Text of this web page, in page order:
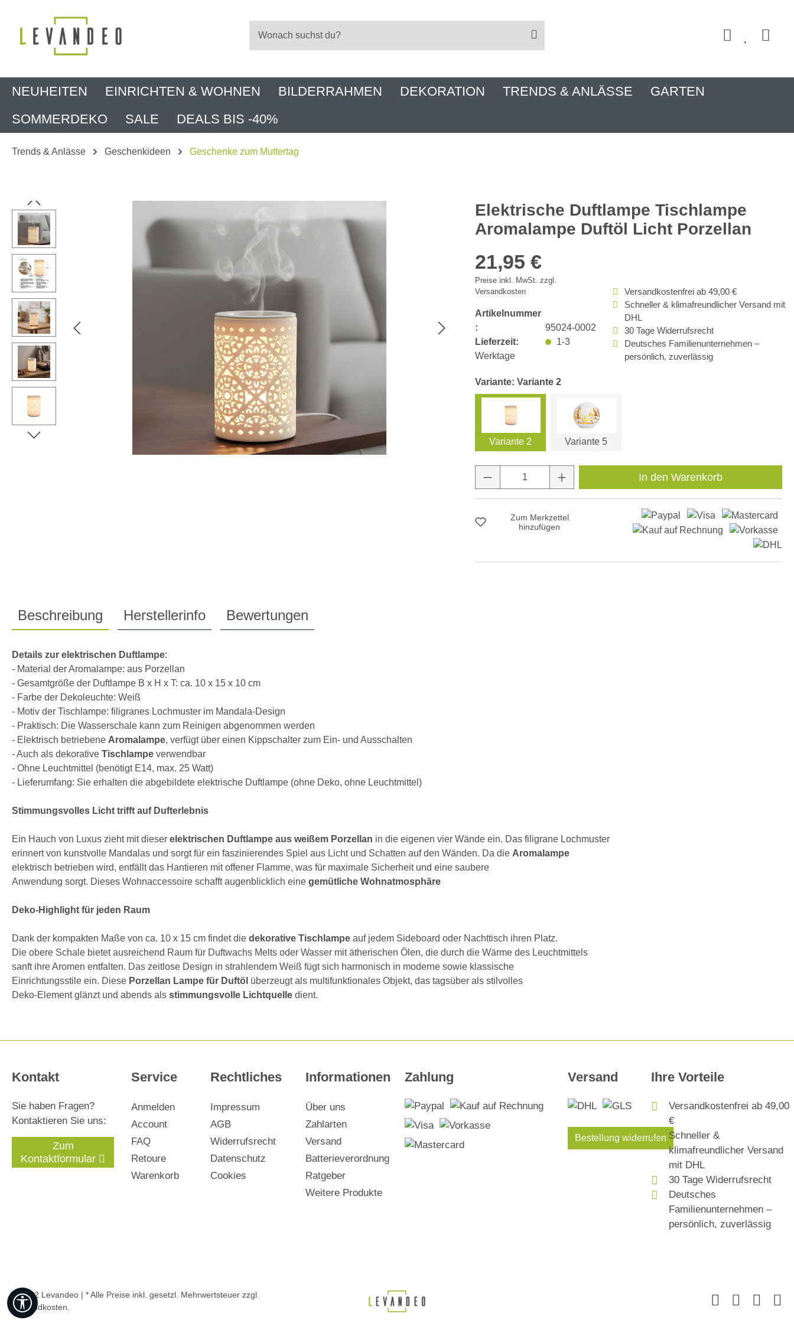
NEUHEITEN EINRICHTEN & WOHNEN BILDERRAHMEN DEKORATION TRENDS & ANLÄSSE
GARTEN
SOMMERDEKO
SALE DEALS BIS -40%
Trends & Anlässe Geschenkideen Geschenke zum Muttertag
Bildergalerie überspringen
Elektrische Duftlampe Tischlampe
Aromalampe Duftöl Licht Porzellan
21,95 €
Preise inkl. MwSt. zzgl.
Versandkosten
Artikelnummer
:
95024-0002
Lieferzeit:
1-3
Werktage
Versandkostenfrei ab 49,00 €
Schneller & klimafreundlicher Versand mit
DHL
30 Tage Widerrufsrecht
Deutsches Familienunternehmen –
persönlich, zuverlässig
Variante: Variante 2
Variante 2 Variante 5
Produkt Anzahl: Gib den gewünschten Wert ein
In den Warenkorb
Zum Merkzettel
hinzufügen
Beschreibung Herstellerinfo Bewertungen
Details zur elektrischen Duftlampe:
- Material der Aromalampe: aus Porzellan
- Gesamtgröße der Duftlampe B x H x T: ca. 10 x 15 x 10 cm
- Farbe der Dekoleuchte: Weiß
- Motiv der Tischlampe: filigranes Lochmuster im Mandala-Design
- Praktisch: Die Wasserschale kann zum Reinigen abgenommen werden
- Elektrisch betriebene Aromalampe, verfügt über einen Kippschalter zum Ein- und Ausschalten
- Auch als dekorative Tischlampe verwendbar
- Ohne Leuchtmittel (benötigt E14, max. 25 Watt)
- Lieferumfang: Sie erhalten die abgebildete elektrische Duftlampe (ohne Deko, ohne Leuchtmittel)
Stimmungsvolles Licht trifft auf Dufterlebnis
Ein Hauch von Luxus zieht mit dieser elektrischen Duftlampe aus weißem Porzellan in die eigenen vier Wände ein. Das filigrane Lochmuster
erinnert von kunstvolle Mandalas und sorgt für ein faszinierendes Spiel aus Licht und Schatten auf den Wänden. Da die Aromalampe
elektrisch betrieben wird, entfällt das Hantieren mit offener Flamme, was für maximale Sicherheit und eine saubere
Anwendung sorgt. Dieses Wohnaccessoire schafft augenblicklich eine gemütliche Wohnatmosphäre
Deko-Highlight für jeden Raum
Dank der kompakten Maße von ca. 10 x 15 cm findet die dekorative Tischlampe auf jedem Sideboard oder Nachttisch ihren Platz.
Die obere Schale bietet ausreichend Raum für Duftwachs Melts oder Wasser mit ätherischen Ölen, die durch die Wärme des Leuchtmittels
sanft ihre Aromen entfalten. Das zeitlose Design in strahlendem Weiß fügt sich harmonisch in moderne sowie klassische
Einrichtungsstile ein. Diese Porzellan Lampe für Duftöl überzeugt als multifunktionales Objekt, das tagsüber als stilvolles
Deko-Element glänzt und abends als stimmungsvolle Lichtquelle dient.
Kontakt
Sie haben Fragen?
Kontaktieren Sie uns:
Zum
Kontaktformular
Service
Anmelden
Account
FAQ
Retoure
Warenkorb
Rechtliches
Impressum
AGB
Widerrufsrecht
Datenschutz
Cookies
Informationen
Über uns
Zahlarten
Versand
Batterieverordnung
Ratgeber
Weitere Produkte
Zahlung Versand
Bestellung widerrufen
Ihre Vorteile
Versandkostenfrei ab 49,00
€
Schneller &
klimafreundlicher Versand
mit DHL
30 Tage Widerrufsrecht
Deutsches
Familienunternehmen –
persönlich, zuverlässig
© 2022 Levandeo | * Alle Preise inkl. gesetzl. Mehrwertsteuer zzgl.
Versandkosten
Werkzeugleiste anzeigen